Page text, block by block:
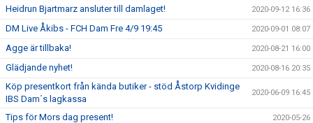
Heidrun Bjartmarz ansluter till damlaget! 2020-09-12 16:36
DM Live Åkibs - FCH Dam Fre 4/9 19:45 2020-09-01 08:07
Agge är tillbaka! 2020-08-21 16:00
Glädjande nyhet! 2020-08-16 20:35
Köp presentkort från kända butiker - stöd Åstorp Kvidinge
IBS Dam´s lagkassa
2020-06-09 16:45
Tips för Mors dag present! 2020-05-26